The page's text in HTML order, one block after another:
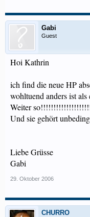
Gabi
Guest
Hoi Kathrin
ich find die neue HP
wohltuend anders ist
Weiter
Und sie gehört
Liebe Grüsse
Gabi
29. Oktober 2006
CHURRO